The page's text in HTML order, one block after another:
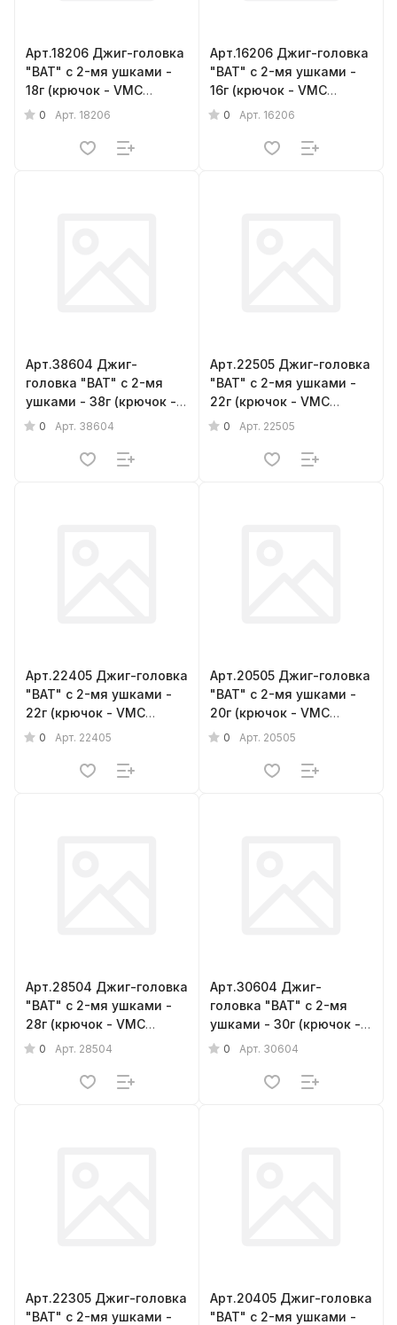
Арт.18206 Джиг-головка
"BAT" с 2-мя ушками -
18г (крючок - VMC
barbarian № 2/0) { 6шт.}
0 Арт. 18206
Арт.16206 Джиг-головка
"BAT" с 2-мя ушками -
16г (крючок - VMC
barbarian № 2/0) { 6шт.}
0 Арт. 16206
Арт.38604 Джиг-
головка "BAT" с 2-мя
ушками - 38г (крючок -
VMC barbarian № 6/0) {
0 Арт. 38604
Арт.22505 Джиг-головка
"BAT" с 2-мя ушками -
22г (крючок - VMC
barbarian № 5/0) { 5шт.}
0 Арт. 22505
Арт.22405 Джиг-головка
"BAT" с 2-мя ушками -
22г (крючок - VMC
barbarian № 4/0) { 5шт.}
0 Арт. 22405
Арт.20505 Джиг-головка
"BAT" с 2-мя ушками -
20г (крючок - VMC
barbarian № 5/0) { 5шт.}
0 Арт. 20505
Арт.28504 Джиг-головка
"BAT" с 2-мя ушками -
28г (крючок - VMC
barbarian № 5/0) { 4шт.}
0 Арт. 28504
Арт.30604 Джиг-
головка "BAT" с 2-мя
ушками - 30г (крючок -
VMC barbarian № 6/0) {
0 Арт. 30604
Арт.22305 Джиг-головка
"BAT" с 2-мя ушками -
Арт.20405 Джиг-головка
"BAT" с 2-мя ушками -